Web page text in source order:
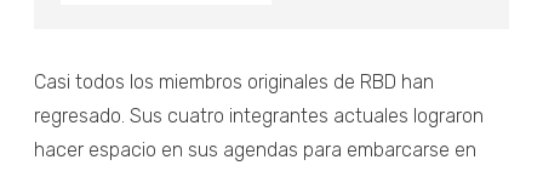
Casi todos los miembros originales de RBD han
regresado. Sus cuatro integrantes actuales lograron
hacer espacio en sus agendas para embarcarse en